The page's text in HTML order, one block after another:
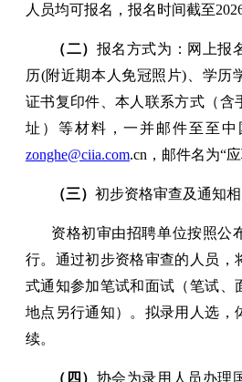
人员均可报名，报名时间截至
（二） 报名方式为：网上报
历(附近期本人免冠照片)、学历
证书复印件、本人联系方式（含
址）等材料，一并邮件至至
zonghe@ciia.com.cn，邮件名为“
（三） 初步资格审查及通知
资格初审由招聘单位按照公
行。通过初步资格审查的人员，
式通知参加笔试和面试（笔试、
地点另行通知）。拟录用人选，
续。
（四） 协会为录用人员办理